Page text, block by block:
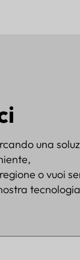
una
o vuoi